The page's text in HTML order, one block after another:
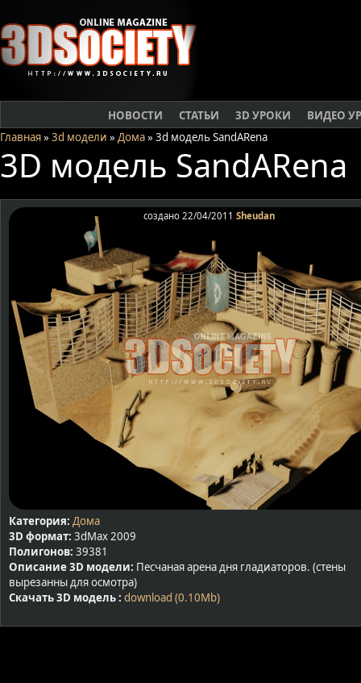
НОВОСТИ СТАТЬИ 3D УРОКИ
ВИДЕО
Главная» 3d модели » Дома» 3d модель SandARena
3D модель SandARena
создано 22/04/2011 Sheudan
Категория: Дома
3D формат: 3dMax 2009
Полигонов: 39381
Описание 3D модели: Песчаная арена дня гладиаторов. (стены
вырезанны для осмотра)
Скачать 3D модель : download (0.10Mb)